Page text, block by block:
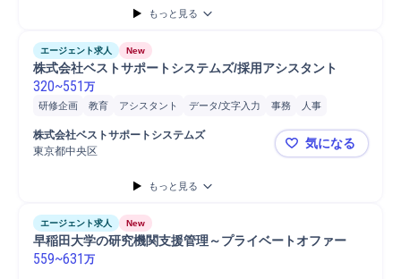
もっと見る
エージェント求人 New
株式会社ベストサポートシステムズ/採用アシスタント
320~551 万
研修企画 教育 アシスタント データ/文字入力 事務
人事
採用戦略立案
株式会社ベストサポートシステムズ
東京都中央区
株式会社ベ
気になる
もっと見る
エージェント求人 New
早稲田大学の研究機関支援管理～プライベートオファー
559~631 万